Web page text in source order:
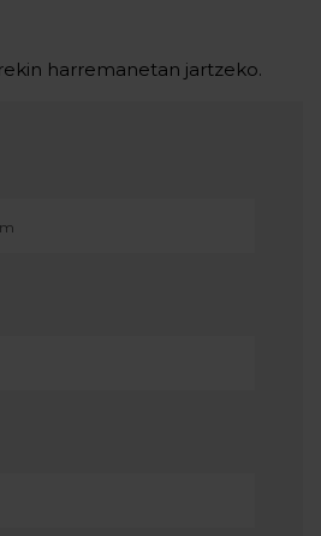
harremanetan jartzeko.